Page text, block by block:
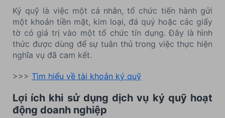
Ký quỹ là việc một cá nhân, tổ chức tiến hành gửi
một khoản tiền mặt, kim loại, đá quý hoặc các giấy
tờ có giá trị vào một tổ chức tín dụng. Đây là hình
thức được dùng để sự tuân thủ trong việc thực hiện
nghĩa vụ đã cam kết.
>>> Tìm hiểu về tài khoản ký quỹ
Lợi ích khi sử dụng dịch vụ ký quỹ hoạt
động doanh nghiệp